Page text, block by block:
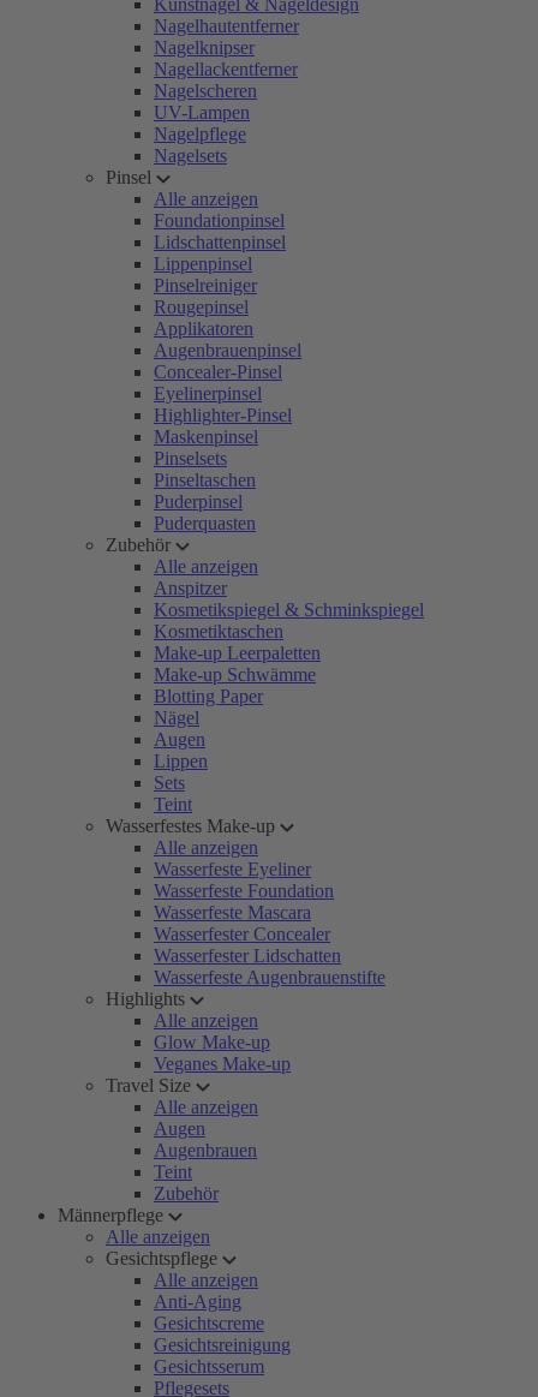
Kunstnägel & Nageldesign
Nagelhautentferner
Nagelknipser
Nagellackentferner
Nagelscheren
UV-Lampen
Nagelpflege
Nagelsets
Pinsel
Alle anzeigen
Foundationpinsel
Lidschattenpinsel
Lippenpinsel
Pinselreiniger
Rougepinsel
Applikatoren
Augenbrauenpinsel
Concealer-Pinsel
Eyelinerpinsel
Highlighter-Pinsel
Maskenpinsel
Pinselsets
Pinseltaschen
Puderpinsel
Puderquasten
Zubehör
Alle anzeigen
Anspitzer
Kosmetikspiegel & Schminkspiegel
Kosmetiktaschen
Make-up Leerpaletten
Make-up Schwämme
Blotting Paper
Nägel
Augen
Lippen
Sets
Teint
Wasserfestes Make-up
Alle anzeigen
Wasserfeste Eyeliner
Wasserfeste Foundation
Wasserfeste Mascara
Wasserfester Concealer
Wasserfester Lidschatten
Wasserfeste Augenbrauenstifte
Highlights
Alle anzeigen
Glow Make-up
Veganes Make-up
Travel Size
Alle anzeigen
Augen
Augenbrauen
Teint
Zubehör
Männerpflege
Alle anzeigen
Gesichtspflege
Alle anzeigen
Anti-Aging
Gesichtscreme
Gesichtsreinigung
Gesichtsserum
Pflegesets